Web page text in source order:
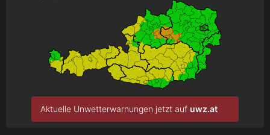
Aktuelle Unwetterwarnungen jetzt auf uwz.at